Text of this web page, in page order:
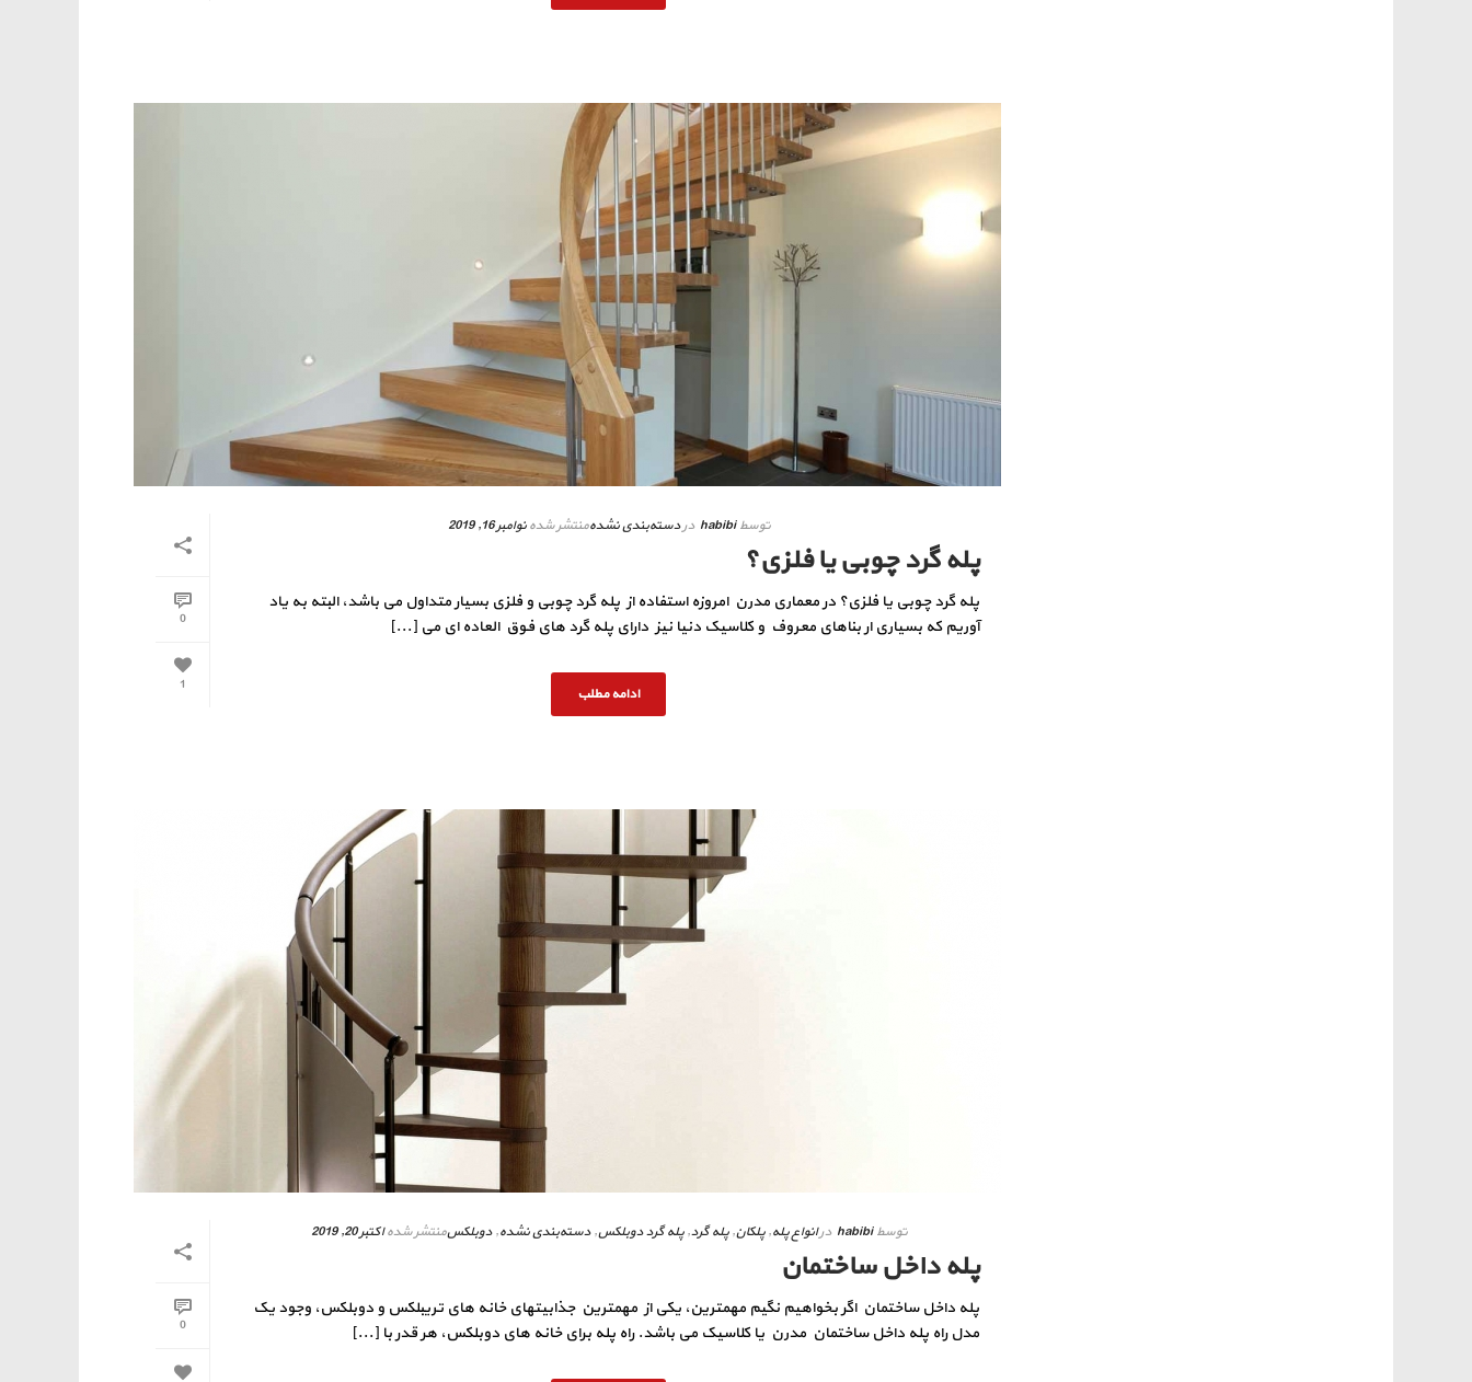
0
1
توسط habibi دردسته‌بندی نشدهمنتشر شده نوامبر 16, 2019
پله گرد چوبی یا فلزی؟
پله گرد چوبی یا فلزی؟ در معماری مدرن امروزه استفاده از پله گرد چوبی و فلزی بسیار متداول می باشد، البته به یاد
آوریم که بسیاری ار بناهای معروف و کلاسیک دنیا نیز دارای پله گرد های فوق العاده ای می [...]
ادامه مطلب
0
توسط habibi درانواع پله,پلکان,پله گرد,پله گرد دوبلکس,دسته‌بندی نشده,دوبلکسمنتشر شدهاکتبر 20, 2019
پله داخل ساختمان
پله داخل ساختمان اگر بخواهیم نگیم مهمترین، یکی از مهمترین جذابیتهای خانه های تریبلکس و دوبلکس، وجود یک
مدل راه پله داخل ساختمان مدرن یا کلاسیک می باشد. راه پله برای خانه های دوبلکس، هر قدر با [...]